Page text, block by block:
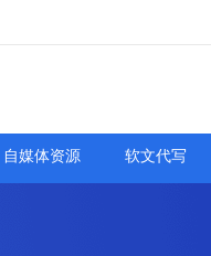
自媒体资源 软文代写